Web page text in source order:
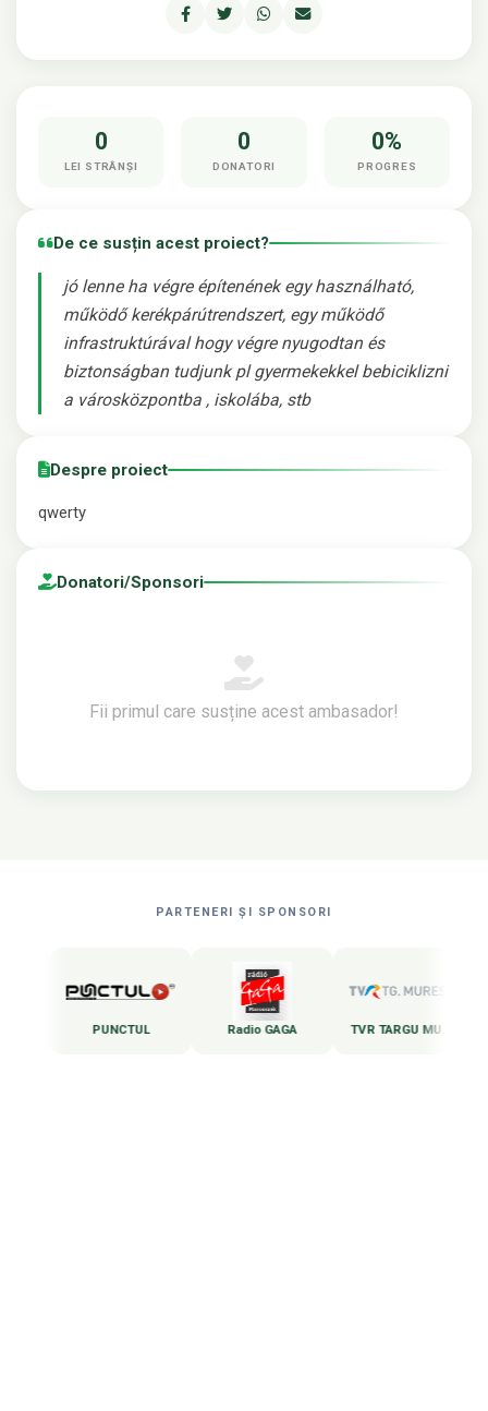
0
LEI STRÂNȘI
0
DONATORI
0%
PROGRES
De ce susțin acest proiect?
jó lenne ha végre építenének egy használható,
működő kerékpárútrendszert, egy működő
infrastruktúrával hogy végre nyugodtan és
biztonságban tudjunk pl gyermekekkel bebiciklizni
a városközpontba , iskolába, stb
Despre proiect
qwerty
⁠Donatori/Sponsori
Fii primul care susține acest ambasador!
PARTENERI ȘI SPONSORI
PUNCTUL Radio GAGA TVR TARGU MURES